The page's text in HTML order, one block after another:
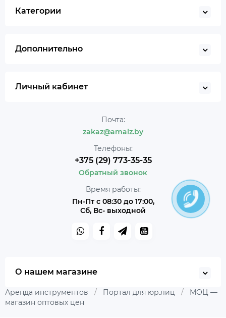
Категории
Дополнительно
Личный кабинет
Почта:
zakaz@amaiz.by
Телефоны:
+375 (29) 773-35-35
Обратный звонок
Время работы:
Пн-Пт с 08:30 до 17:00,
Сб, Вс- выходной
О нашем магазине
Аренда инструментов / Портал для юр.лиц /
МОЦ —
магазин оптовых цен